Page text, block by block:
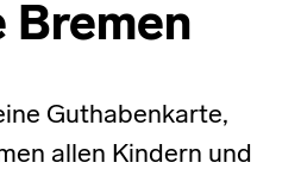
Bremen
Guthabenkarte,
allen Kindern und